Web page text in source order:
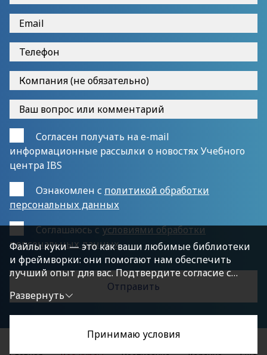
Согласен получать на e-mail
информационные рассылки о новостях Учебного
центра IBS
Ознакомлен с политикой обработки
персональных данных
Cоглашаюсь сусловиями обработки
персональных данных
Файлы куки — это как ваши любимые библиотеки
и фреймворки: они помогают нам обеспечить
лучший опыт для вас. Подтвердите согласие с
политикой конфиденциальности, нажав
«Принимаю условия», чтобы продолжить.
Развернуть
Принимаю условия